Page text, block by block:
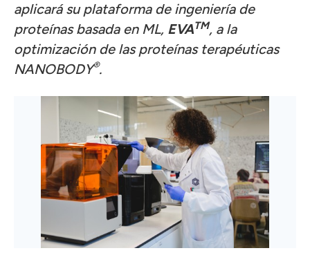
aplicará su plataforma de ingeniería de
proteínas basada en ML, EVATM, a la
optimización de las proteínas terapéuticas
NANOBODY®.